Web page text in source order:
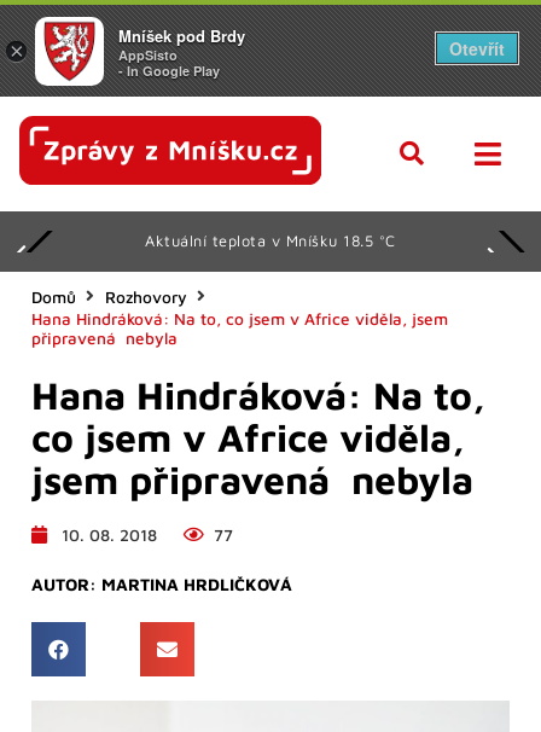
Aktuální teplota v Mníšku 18.5 °C
Domů
Rozhovory
Hana Hindráková: Na to, co jsem v Africe viděla, jsem
připravená nebyla
Hana Hindráková: Na to,
co jsem v Africe viděla,
jsem připravená nebyla
10. 08. 2018 77
AUTOR: MARTINA HRDLIČKOVÁ
×
Mníšek pod Brdy
AppSisto
- In Google Play
Otevřít